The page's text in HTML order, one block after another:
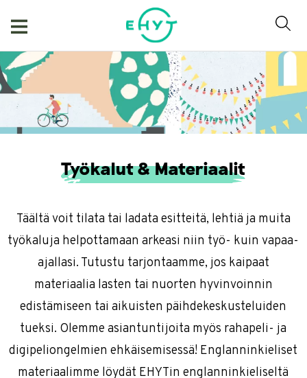
Työkalut & Materiaalit
Täältä voit tilata tai ladata esitteitä, lehtiä ja muita
työkaluja helpottamaan arkeasi niin työ- kuin vapaa-
ajallasi. Tutustu tarjontaamme, jos kaipaat
materiaalia lasten tai nuorten hyvinvoinnin
edistämiseen tai aikuisten päihdekeskusteluiden
tueksi. Olemme asiantuntijoita myös rahapeli- ja
digipeliongelmien ehkäisemisessä! Englanninkieliset
materiaalimme löydät EHYTin englanninkieliseltä